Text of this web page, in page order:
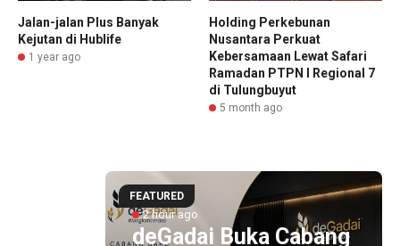
Jalan-jalan Plus Banyak
Kejutan di Hublife
1 year ago
Holding Perkebunan
Nusantara Perkuat
Kebersamaan Lewat Safari
Ramadan PTPN I Regional 7
di Tulungbuyut
5 month ago
FEATURED
2 hour ago
deGadai Buka Cabang